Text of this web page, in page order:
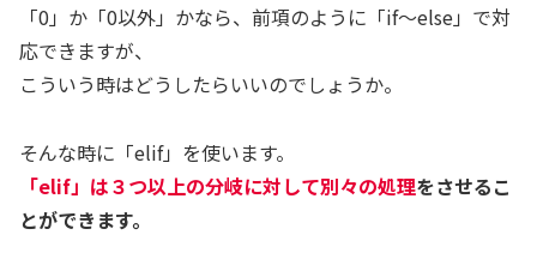
「0」か「0以外」かなら、前項のように「if～else」で対
応できますが、
こういう時はどうしたらいいのでしょうか。
そんな時に「elif」を使います。
「elif」は３つ以上の分岐に対して別々の処理をさせるこ
とができます。